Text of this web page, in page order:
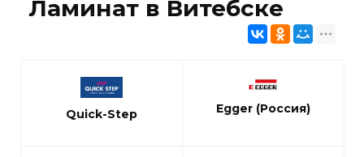
Ламинат в Витебске
Quick-Step Egger (Россия)